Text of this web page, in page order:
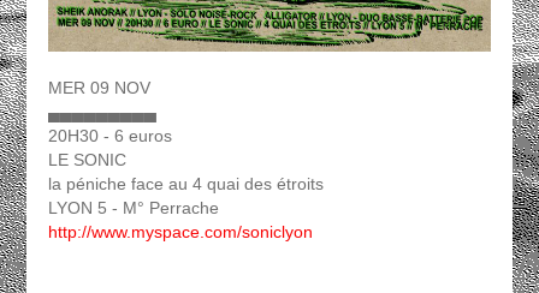
MER 09 NOV
▄▄▄▄▄▄▄▄▄
20H30 - 6 euros
LE SONIC
la péniche face au 4 quai des étroits
LYON 5 - M° Perrache
http://www.myspace.com/soniclyon